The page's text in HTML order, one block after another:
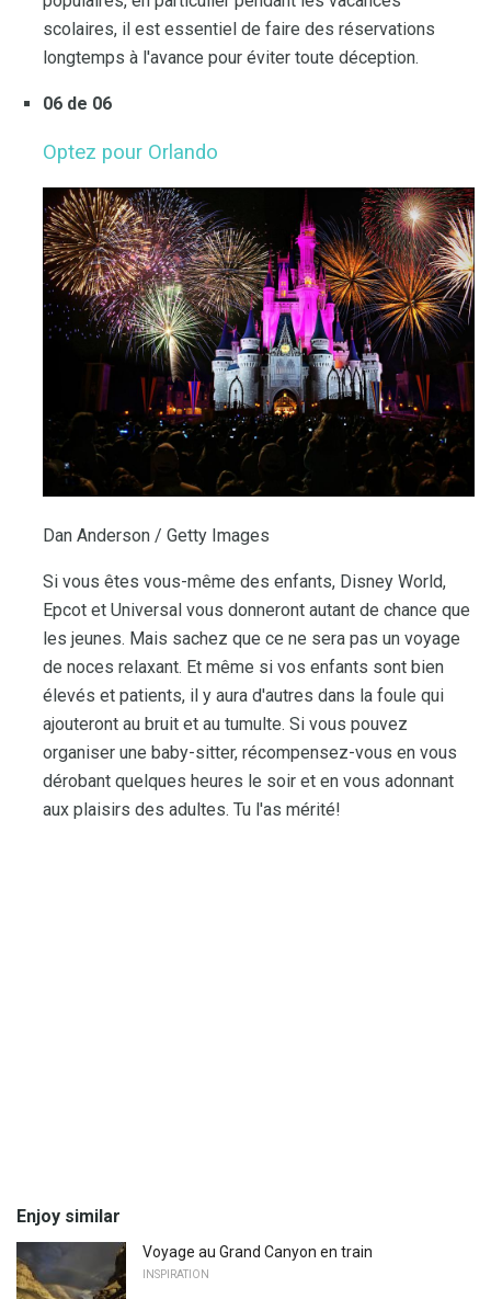
scolaires, il est essentiel de faire des réservations
longtemps à l'avance pour éviter toute déception.
06 de 06
Optez pour Orlando
Dan Anderson / Getty Images
Si vous êtes vous-même des enfants, Disney World,
Epcot et Universal vous donneront autant de chance que
les jeunes. Mais sachez que ce ne sera pas un voyage
de noces relaxant. Et même si vos enfants sont bien
élevés et patients, il y aura d'autres dans la foule qui
ajouteront au bruit et au tumulte. Si vous pouvez
organiser une baby-sitter, récompensez-vous en vous
dérobant quelques heures le soir et en vous adonnant
aux plaisirs des adultes. Tu l'as mérité!
Enjoy similar
Voyage au Grand Canyon en train
INSPIRATION